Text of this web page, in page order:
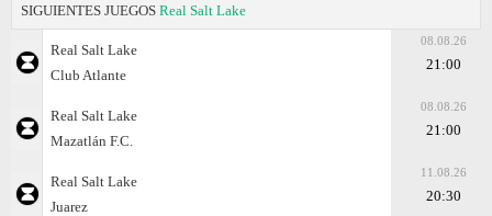
SIGUIENTES JUEGOS Real Salt Lake
Real Salt Lake
Club Atlante
08.08.26
21:00
Real Salt Lake
Mazatlán F.C.
08.08.26
21:00
Real Salt Lake
Juаrez
11.08.26
20:30